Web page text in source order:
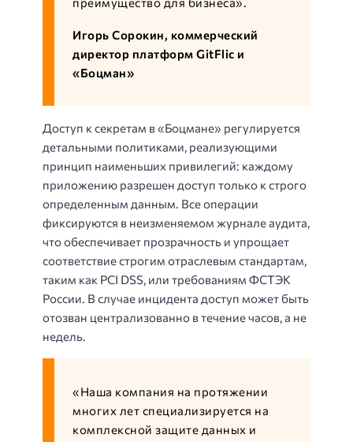
Игорь Сорокин, коммерческий
директор платформ GitFlic и
«Боцман»
Доступ к секретам в «Боцмане» регулируется
детальными политиками, реализующими
принцип наименьших привилегий: каждому
приложению разрешен доступ только к строго
определенным данным. Все операции
фиксируются в неизменяемом журнале аудита,
что обеспечивает прозрачность и упрощает
соответствие строгим отраслевым стандартам,
таким как PCI DSS, или требованиям ФСТЭК
России. В случае инцидента доступ может быть
отозван централизованно в течение часов, а не
недель.
«Наша компания на протяжении
многих лет специализируется на
комплексной защите данных и